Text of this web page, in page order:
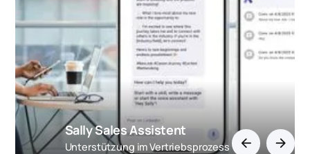
Sally Sales Assistent
Unterstützung im Vertriebsprozess arrow_back arrow_forward